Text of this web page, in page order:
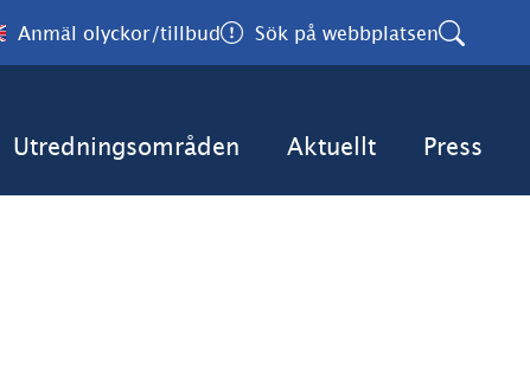
Anmäl olyckor/tillbud Sök på webbplatsen
Utredningsområden Aktuellt Press